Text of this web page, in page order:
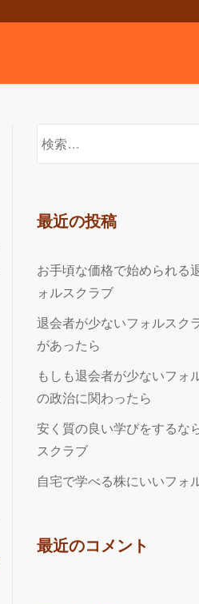
最近の投稿
お手頃な価格で始められる
ォルスクラブ
退会者が少ないフォルスク
があったら
もしも退会者が少ないフォ
の政治に関わったら
安く質の良い学びをするな
スクラブ
自宅で学べる株にいいフォ
最近のコメント